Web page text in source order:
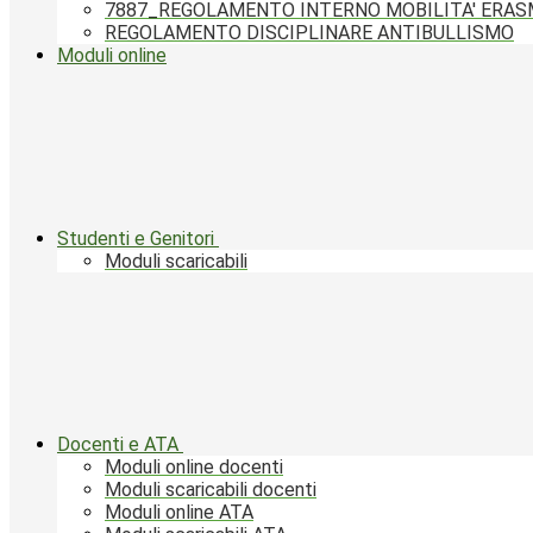
7887_REGOLAMENTO INTERNO MOBILITA'
REGOLAMENTO DISCIPLINARE ANTIBULLISMO
Moduli online
Studenti e Genitori
Moduli scaricabili
Docenti e ATA
Moduli online docenti
Moduli scaricabili docenti
Moduli online ATA